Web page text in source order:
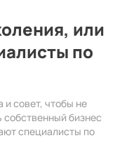
или
по
совет, чтобы не
бизнес
специалисты по